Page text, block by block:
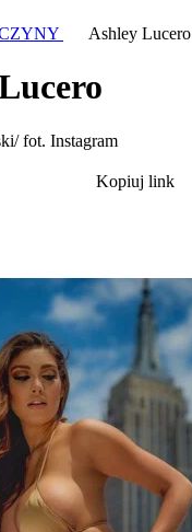
Ashley Lucero
fot. Instagram
Kopiuj link